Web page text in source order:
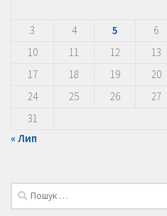
3
4 5 6
10
11 12 13
17
18 19 20
24
25 26 27
31
« Лип
Пошук: